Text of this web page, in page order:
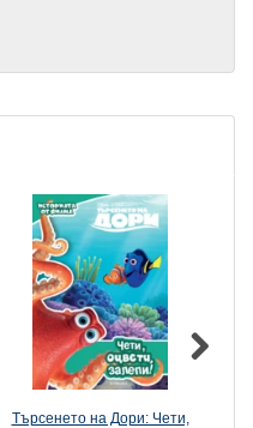
Търсенето на Дори: Чети,